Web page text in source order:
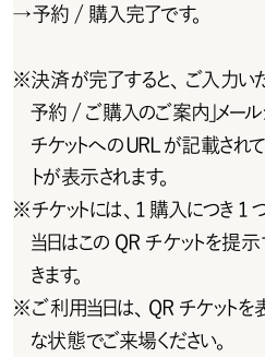
→予約 / 購入完了です。
※決済が完了すると、ご入力い
予約 / ご購入のご案内」メール
チケットへのURLが記載されて
トが表示されます。
※チ ケットには 、1 購 入 に つき 1
当日はこの QR チケットを提
きます。
※ご利用当日は、QRチケット
な状態でご来場ください。